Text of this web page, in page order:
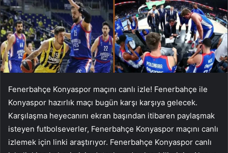
Fenerbahçe Konyaspor maçını canlı izle! Fenerbahçe ile
Konyaspor hazırlık maçı bugün karşı karşıya gelecek.
Karşılaşma heyecanını ekran başından itibaren paylaşmak
isteyen futbolseverler, Fenerbahçe Konyaspor maçını canlı
izlemek için linki araştırıyor. Fenerbahçe Konyaspor canlı